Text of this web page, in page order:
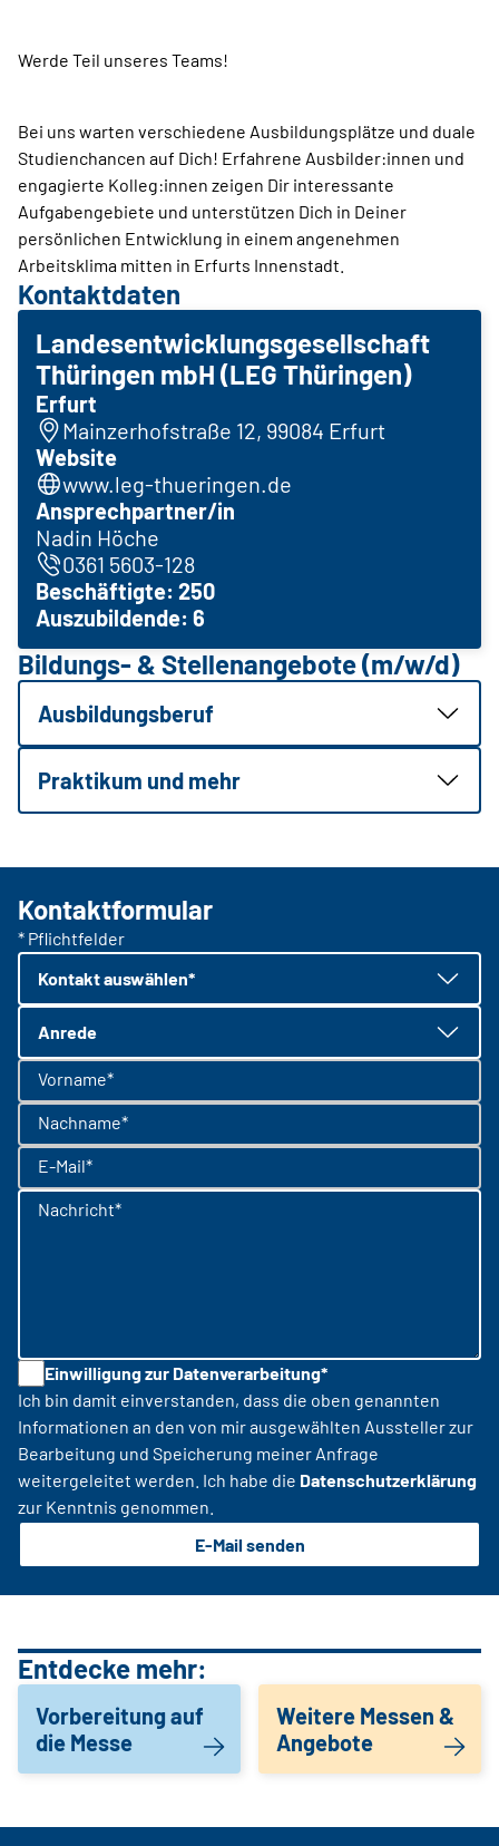
Werde Teil unseres Teams!
Bei uns warten verschiedene Ausbildungsplätze und duale
Studienchancen auf Dich! Erfahrene Ausbilder:innen und
engagierte Kolleg:innen zeigen Dir interessante
Aufgabengebiete und unterstützen Dich in Deiner
persönlichen Entwicklung in einem angenehmen
Arbeitsklima mitten in Erfurts Innenstadt.
Kontaktdaten
Landesentwicklungsgesellschaft
Thüringen mbH (LEG Thüringen)
Erfurt
Mainzerhofstraße 12, 99084 Erfurt
Website
www.leg-thueringen.de
Ansprechpartner/in
Nadin Höche
0361 5603-128
Beschäftigte: 250
Auszubildende: 6
Bildungs- & Stellenangebote (m/w/d)
Ausbildungsberuf
Praktikum und mehr
Kontaktformular
* Pflichtfelder
Kontakt auswählen*
Anrede
Vorname*
Nachname*
E-Mail*
Nachricht*
Einwilligung zur Datenverarbeitung*
Ich bin damit einverstanden, dass die oben genannten
Informationen an den von mir ausgewählten Aussteller zur
Bearbeitung und Speicherung meiner Anfrage
weitergeleitet werden. Ich habe die Datenschutzerklärung
zur Kenntnis genommen.
E-Mail senden
Entdecke mehr:
Vorbereitung auf
die Messe
Weitere Messen &
Angebote